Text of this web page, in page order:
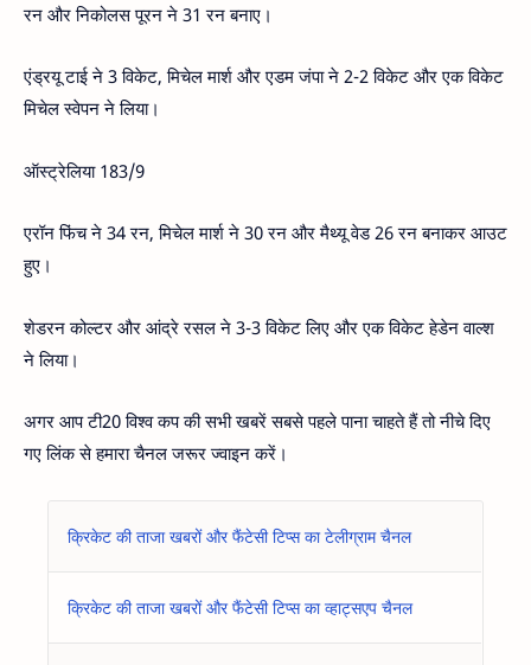
रन और निकोलस पूरन ने 31 रन बनाए।
एंड्रयू टाई ने 3 विकेट, मिचेल मार्श और एडम जंपा ने 2-2 विकेट और एक विकेट
मिचेल स्वेपन ने लिया।
ऑस्ट्रेलिया 183/9
एरॉन फिंच ने 34 रन, मिचेल मार्श ने 30 रन और मैथ्यू वेड 26 रन बनाकर आउट
हुए।
शेडरन कोल्टर और आंद्रे रसल ने 3-3 विकेट लिए और एक विकेट हेडेन वाल्श
ने लिया।
अगर आप टी20 विश्व कप की सभी खबरें सबसे पहले पाना चाहते हैं तो नीचे दिए
गए लिंक से हमारा चैनल जरूर ज्वाइन करें।
क्रिकेट की ताजा खबरों और फैंटेसी टिप्स का टेलीग्राम चैनल
क्रिकेट की ताजा खबरों और फैंटेसी टिप्स का व्हाट्सएप चैनल